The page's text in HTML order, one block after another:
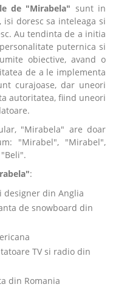
de "Mirabela" sunt in
doresc sa inteleaga si
Au tendinta de a initia
puternica si
obiective, avand o
de a le implementa
curajoase, dar uneori
autoritatea, fiind uneori
"Mirabela" are doar
"Mirabel", "Mirabel",
:
designer din Anglia
de snowboard din
TV si radio din
din Romania